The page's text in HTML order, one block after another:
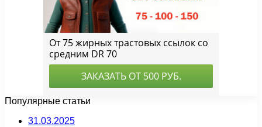
Популярные статьи
31.03.2025